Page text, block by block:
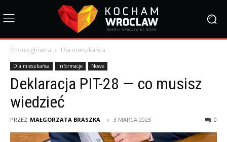
Strona główna Dla mieszkańca
Dla mieszkańca Informacje Nowe
Deklaracja PIT-28 — co musisz
wiedzieć
PRZEZ MAŁGORZATA BRASZKA 3 MARCA 2023 0